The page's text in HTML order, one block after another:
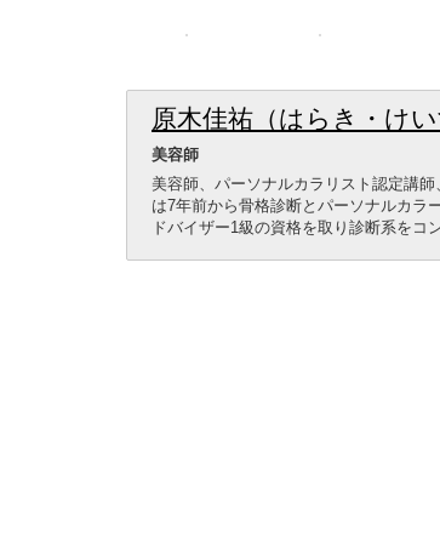
原木佳祐（はらき・けい
美容師
美容師、パーソナルカラリスト認定講
は7年前から骨格診断とパーソナルカラ
ドバイザー1級の資格を取り診断系をコ